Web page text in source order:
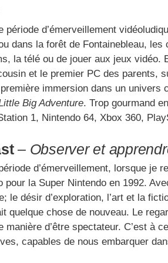
période d’émerveillement
dans la forêt de Fontainebleau,
la télé ou de jouer aux jeux vidéo.
et le premier PC des parents,
immersion dans un univers
Big Adventure. Trop gourmand
1, Nintendo 64, Xbox 360,
– Observer et
d’émerveillement, lorsque je
la Super Nintendo en 1992.
désir d’exploration, l’art et la
quelque chose de nouveau. Le
d’être spectateur. C’est à
capables de nous embarquer